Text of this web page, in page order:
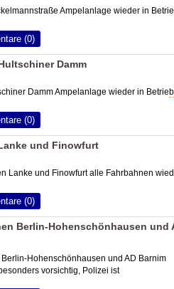
Ampelanlage wieder in Betrie
(0)
Damm
Damm Ampelanlage wieder in Betrie
(0)
und Finowfurt
Lanke und Finowfurt alle Fahrbahnen
(0)
Berlin-Hohenschönhausen und
Hohenschönhausen und AD Barnim
vorsichtig, Polizei ist